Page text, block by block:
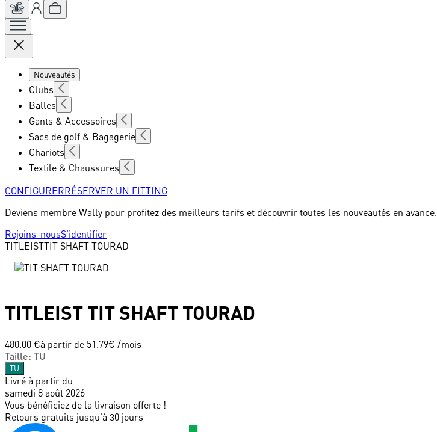
Nouveautés
Clubs
Balles
Gants & Accessoires
Sacs de golf & Bagagerie
Chariots
Textile & Chaussures
CONFIGURERRÉSERVER UN FITTING
Deviens membre Wally pour profitez des meilleurs tarifs et découvrir toutes les nouveautés en avance.
Rejoins-nousS'identifier
TITLEISTTIT SHAFT TOURAD
TITLEIST TIT SHAFT TOURAD
480.00 €à partir de 51.79€ /mois
Taille: TU
TU
Livré à partir du
samedi 8 août 2026
Vous bénéficiez de la livraison offerte !
Retours gratuits jusqu'à 30 jours